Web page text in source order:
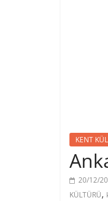
KENT
20/12/
KÜLTÜRÜ,